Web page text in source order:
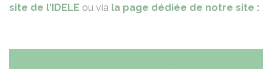
site de l'IDELE ou via la page dédiée de notre site :